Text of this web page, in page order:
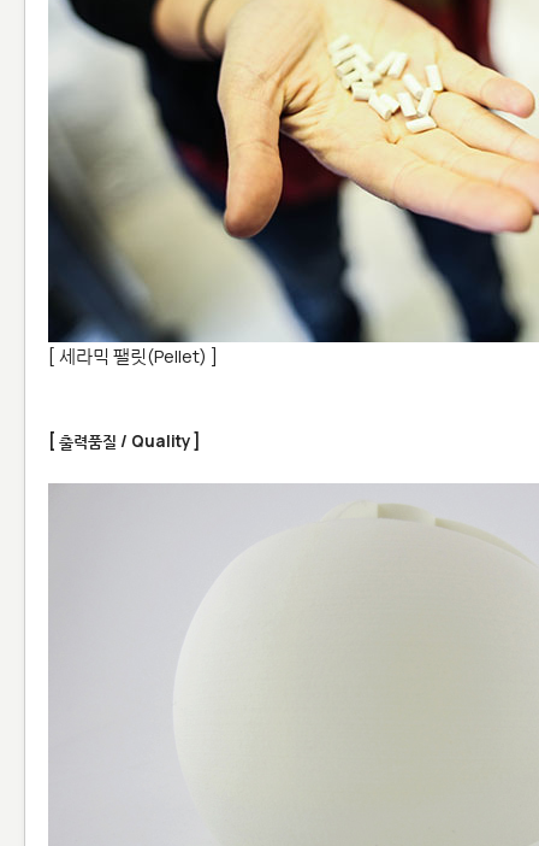
[ 세라믹 팰릿(Pellet) ]
[ 출력품질 / Quality ]